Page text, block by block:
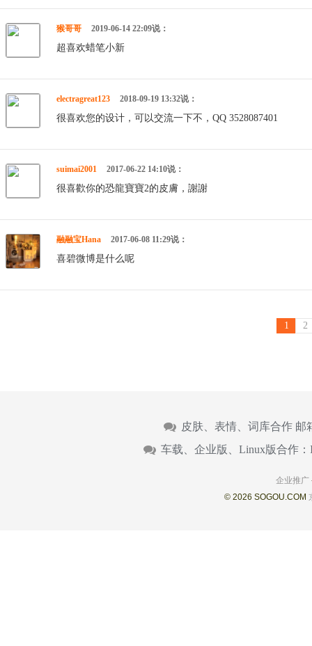
猴哥哥 2019-06-14 22:09说：
超喜欢蜡笔小新
electragreat123 2018-09-19 13:32说：
很喜欢您的设计，可以交流一下不，QQ 3528087401
suimai2001 2017-06-22 14:10说：
很喜歡你的恐龍寶寶2的皮膚，謝謝
融融宝Hana 2017-06-08 11:29说：
喜碧微博是什么呢
1 2
皮肤、表情、词库合作 邮
车载、企业版、Linux版合作：
企业推广
© 2026 SOGOU.COM